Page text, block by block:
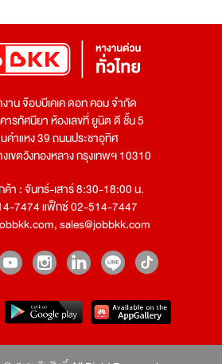
าน จ๊อบบีเคเค ดอท คอม จำกัด
ารทัศนียา ห้องเลขที่ ยูนิต ดี ชั้น 5
คำแหง 39 ถนนประชาอุทิศ
เขตวังทองหลาง กรุงเทพฯ 10310
า : จันทร์-เสาร์ 8:30-18:00 น.
7474 แฟ็กซ์ 02-514-7447
,sales@jobbkk.com